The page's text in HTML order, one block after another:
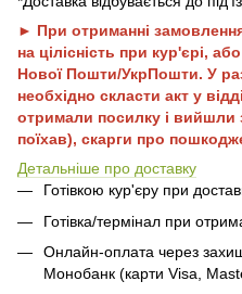
► При отриманні
на цілісність при кур'єрі,
Нової Пошти/УкрПошти. У
необхідно скласти акт у
отримали посилку і вийшли
поїхав), скарги про
Детальніше про доставку
Готівкою кур'єру при
Готівка/термінал при
Онлайн-оплата через
Монобанк (карти Visa,